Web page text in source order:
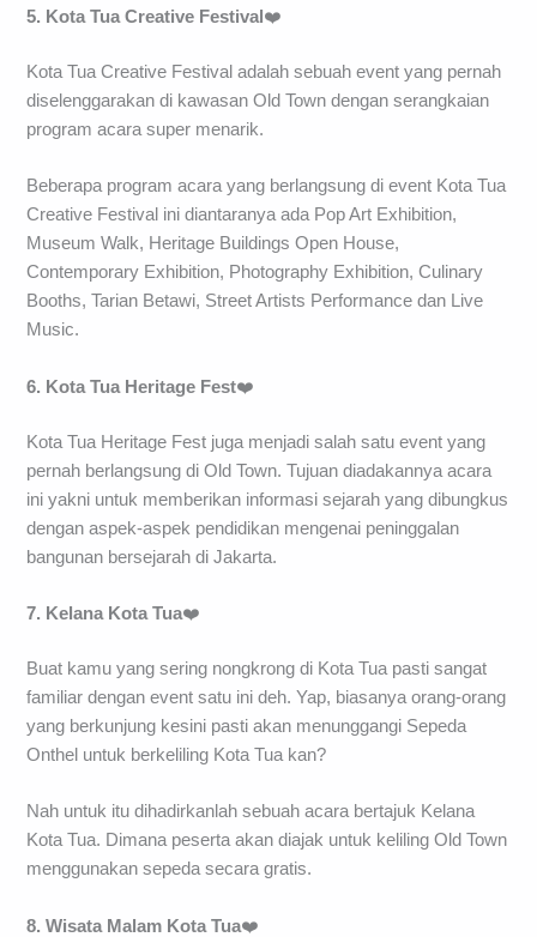
5. Kota Tua Creative Festival ❤️
Kota Tua Creative Festival adalah sebuah event yang pernah
diselenggarakan di kawasan Old Town dengan serangkaian
program acara super menarik.
Beberapa program acara yang berlangsung di event Kota Tua
Creative Festival ini diantaranya ada Pop Art Exhibition,
Museum Walk, Heritage Buildings Open House,
Contemporary Exhibition, Photography Exhibition, Culinary
Booths, Tarian Betawi, Street Artists Performance dan Live
Music.
6. Kota Tua Heritage Fest❤️
Kota Tua Heritage Fest juga menjadi salah satu event yang
pernah berlangsung di Old Town. Tujuan diadakannya acara
ini yakni untuk memberikan informasi sejarah yang dibungkus
dengan aspek-aspek pendidikan mengenai peninggalan
bangunan bersejarah di Jakarta.
7. Kelana Kota Tua❤️
Buat kamu yang sering nongkrong di Kota Tua pasti sangat
familiar dengan event satu ini deh. Yap, biasanya orang-orang
yang berkunjung kesini pasti akan menunggangi Sepeda
Onthel untuk berkeliling Kota Tua kan?
Nah untuk itu dihadirkanlah sebuah acara bertajuk Kelana
Kota Tua. Dimana peserta akan diajak untuk keliling Old Town
menggunakan sepeda secara gratis.
8. Wisata Malam Kota Tua❤️